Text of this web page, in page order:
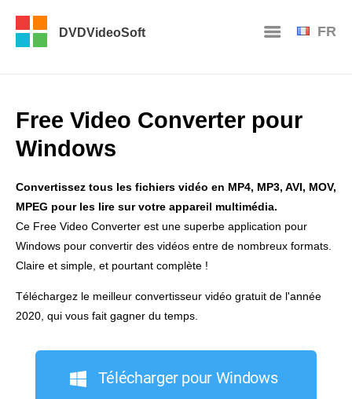
DVDVideoSoft FR
Free Video Converter pour
Windows
Convertissez tous les fichiers vidéo en MP4, MP3, AVI, MOV,
MPEG pour les lire sur votre appareil multimédia.
Ce Free Video Converter est une superbe application pour
Windows pour convertir des vidéos entre de nombreux formats.
Claire et simple, et pourtant complète !
Téléchargez le meilleur convertisseur vidéo gratuit de l'année
2020, qui vous fait gagner du temps.
Télécharger pour Windows